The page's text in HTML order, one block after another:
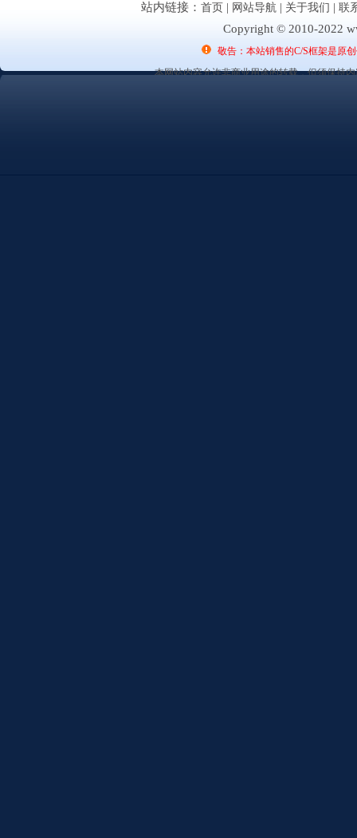
站内链接： 首页 | 网站导航 | 关于我们 | 联
Copyright © 2010-2022
敬告：本站销售的C/S框架是原
本网站内容允许非商业用途的转载，但须保持